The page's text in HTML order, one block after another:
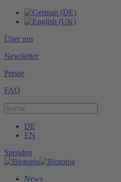
Über uns
Newsletter
Presse
FAQ
DE
EN
Spenden
News